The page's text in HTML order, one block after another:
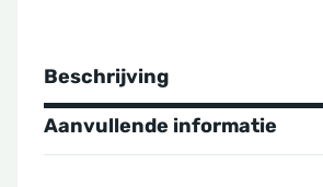
Beschrijving
Aanvullende informatie